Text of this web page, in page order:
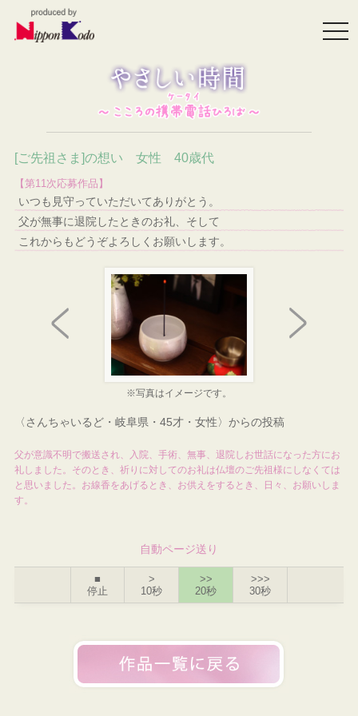
[ご先祖さま]の想い 女性 40歳代
【第11次応募作品】
いつも見守っていただいてありがとう。
父が無事に退院したときのお礼、そして
これからもどうぞよろしくお願いします。
※写真はイメージです。
〈さんちゃいるど・岐阜県・45才・女性〉からの投稿
父が意識不明で搬送され、入院、手術、無事、退院しお世話になった方にお
礼しました。そのとき、祈りに対してのお礼は仏壇のご先祖様にしなくては
と思いました。お線香をあげるとき、お供えをするとき、日々、お願いしま
す。
自動ページ送り
■
停止
>
10秒
>>
20秒
>>>
30秒